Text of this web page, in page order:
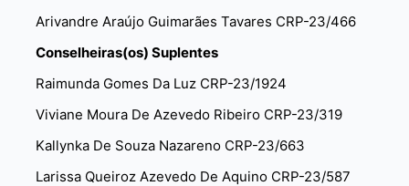
Arivandre Araújo Guimarães Tavares CRP-23/466
Conselheiras(os) Suplentes
Raimunda Gomes Da Luz CRP-23/1924
Viviane Moura De Azevedo Ribeiro CRP-23/319
Kallynka De Souza Nazareno CRP-23/663
Larissa Queiroz Azevedo De Aquino CRP-23/587